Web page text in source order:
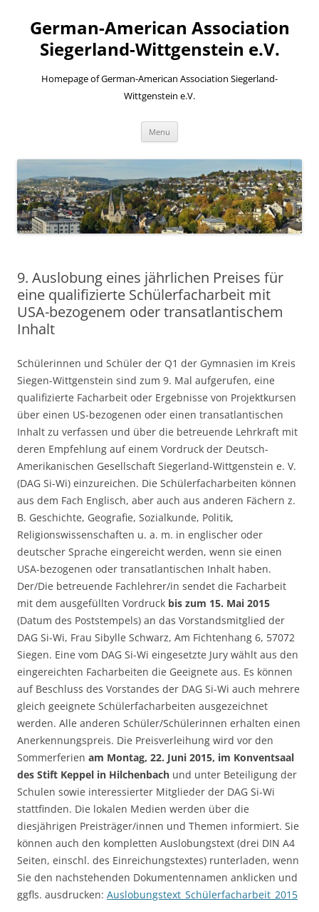
content
German-American Association
Siegerland-Wittgenstein e.V.
Homepage of German-American Association Siegerland-
Wittgenstein e.V.
Menu
9. Auslobung eines jährlichen Preises für
eine qualifizierte Schülerfacharbeit mit
USA-bezogenem oder transatlantischem
Inhalt
Schülerinnen und Schüler der Q1 der Gymnasien im Kreis
Siegen-Wittgenstein sind zum 9. Mal aufgerufen, eine
qualifizierte Facharbeit oder Ergebnisse von Projektkursen
über einen US-bezogenen oder einen transatlantischen
Inhalt zu verfassen und über die betreuende Lehrkraft mit
deren Empfehlung auf einem Vordruck der Deutsch-
Amerikanischen Gesellschaft Siegerland-Wittgenstein e. V.
(DAG Si-Wi) einzureichen. Die Schülerfacharbeiten können
aus dem Fach Englisch, aber auch aus anderen Fächern z.
B. Geschichte, Geografie, Sozialkunde, Politik,
Religionswissenschaften u. a. m. in englischer oder
deutscher Sprache eingereicht werden, wenn sie einen
USA-bezogenen oder transatlantischen Inhalt haben.
Der/Die betreuende Fachlehrer/in sendet die Facharbeit
mit dem ausgefüllten Vordruck bis zum 15. Mai 2015
(Datum des Poststempels) an das Vorstandsmitglied der
DAG Si-Wi, Frau Sibylle Schwarz, Am Fichtenhang 6, 57072
Siegen. Eine vom DAG Si-Wi eingesetzte Jury wählt aus den
eingereichten Facharbeiten die Geeignete aus. Es können
auf Beschluss des Vorstandes der DAG Si-Wi auch mehrere
gleich geeignete Schülerfacharbeiten ausgezeichnet
werden. Alle anderen Schüler/Schülerinnen erhalten einen
Anerkennungspreis. Die Preisverleihung wird vor den
Sommerferien am Montag, 22. Juni 2015, im Konventsaal
des Stift Keppel in Hilchenbach und unter Beteiligung der
Schulen sowie interessierter Mitglieder der DAG Si-Wi
stattfinden. Die lokalen Medien werden über die
diesjährigen Preisträger/innen und Themen informiert. Sie
können auch den kompletten Auslobungstext (drei DIN A4
Seiten, einschl. des Einreichungstextes) runterladen, wenn
Sie den nachstehenden Dokumentennamen anklicken und
ggfls. ausdrucken: Auslobungstext_Schülerfacharbeit_2015